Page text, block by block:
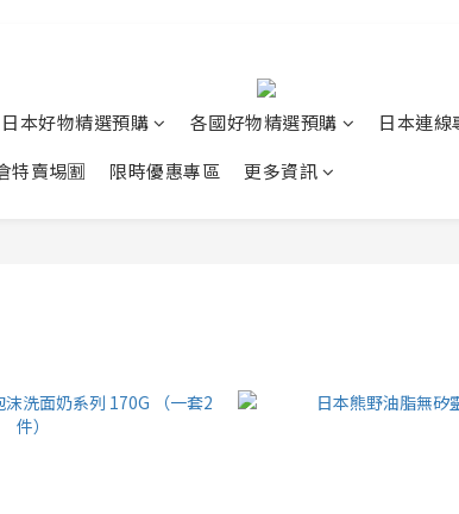
日本好物精選預購 各國好物精選預購 日本連線
特賣埸🈹
限時優惠專區 更多資訊